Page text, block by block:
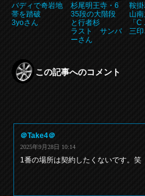
バディで奇岩地
帯を踏破
3yoさん
杉尾明王寺・6
35段の大階段
と行者杉
ラスト サンバ
ーさん
鞍
山
「C
三
この記事へのコメント
＠Take4＠
2025年9月28日 10:14
1番の場所は契約したくないです。笑